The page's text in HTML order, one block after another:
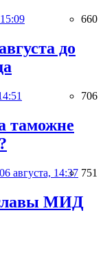
660
до
706
таможне
06 августа, 14:37 751
МИД